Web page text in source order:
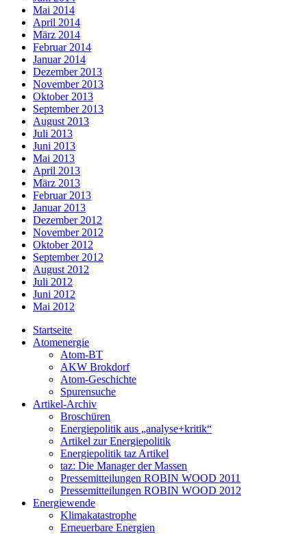
Mai 2014
April 2014
März 2014
Februar 2014
Januar 2014
Dezember 2013
November 2013
Oktober 2013
September 2013
August 2013
Juli 2013
Juni 2013
Mai 2013
April 2013
März 2013
Februar 2013
Januar 2013
Dezember 2012
November 2012
Oktober 2012
September 2012
August 2012
Juli 2012
Juni 2012
Mai 2012
Startseite
Atomenergie
Atom-BT
AKW Brokdorf
Atom-Geschichte
Spurensuche
Artikel-Archiv
Broschüren
Energiepolitik aus „analyse+kritik“
Artikel zur Energiepolitik
Energiepolitik taz Artikel
taz: Die Manager der Massen
Pressemitteilungen ROBIN WOOD 2011
Pressemitteilungen ROBIN WOOD 2012
Energiewende
Klimakatastrophe
Erneuerbare Energien